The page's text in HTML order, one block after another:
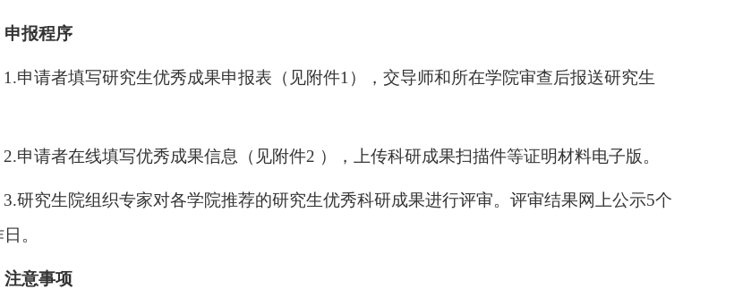
申报程序
1.申请者填写研究生优秀成果申报表（见附件1），交导师和所在学院审查后报送研究生
2.申请者在线填写优秀成果信息（见附件2 ）， 上传科研成果扫描件等证明材料电子版。
3.研究生院组织专家对各学院推荐的研究生优秀科研成果进行评审。评审结果网上公示5个
。
注意事项